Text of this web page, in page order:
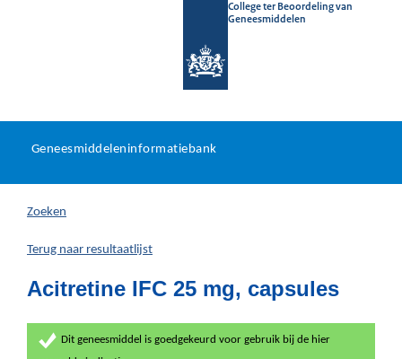
College ter Beoordeling van
Geneesmiddelen
U
hier:
Geneesmiddeleninformatiebank
Zoeken
Terug naar resultaatlijst
Acitretine IFC 25 mg, capsules
Dit geneesmiddel is goedgekeurd voor gebruik bij de hier